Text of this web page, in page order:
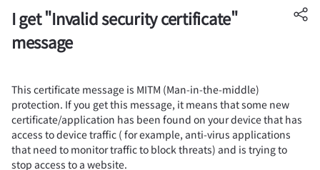
I get "Invalid security certificate"
message
This certificate message is MITM (Man-in-the-middle)
protection. If you get this message, it means that some new
certificate/application has been found on your device that has
access to device traffic ( for example, anti-virus applications
that need to monitor traffic to block threats) and is trying to
stop access to a website.